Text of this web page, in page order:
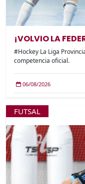
¡VOLVIO LA
#Hockey La Liga
competencia oficial.
06/08/2026
FUTSAL